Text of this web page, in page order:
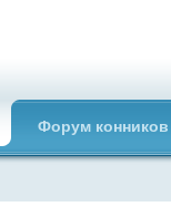
Форум конников